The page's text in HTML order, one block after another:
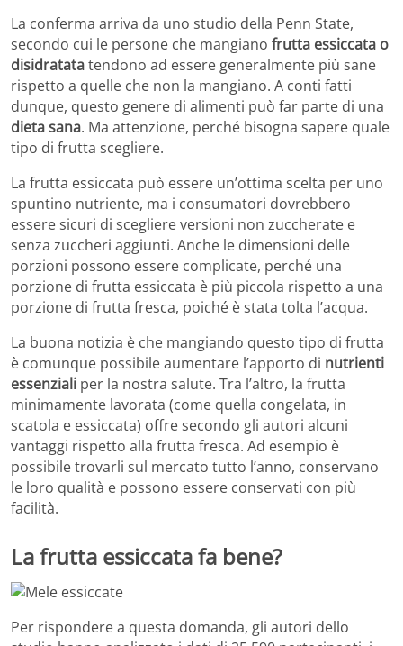
La conferma arriva da uno studio della Penn State,
secondo cui le persone che mangiano frutta essiccata o
disidratatatendono ad essere generalmente più sane
rispetto a quelle che non la mangiano. A conti fatti
dunque, questo genere di alimenti può far parte di una
dieta sana. Ma attenzione, perché bisogna sapere quale
tipo di frutta scegliere.
La frutta essiccata può essere un’ottima scelta per uno
spuntino nutriente, ma i consumatori dovrebbero
essere sicuri di scegliere versioni non zuccherate e
senza zuccheri aggiunti. Anche le dimensioni delle
porzioni possono essere complicate, perché una
porzione di frutta essiccata è più piccola rispetto a una
porzione di frutta fresca, poiché è stata tolta l’acqua.
La buona notizia è che mangiando questo tipo di frutta
è comunque possibile aumentare l’apporto di nutrienti
essenziali per la nostra salute. Tra l’altro, la frutta
minimamente lavorata (come quella congelata, in
scatola e essiccata) offre secondo gli autori alcuni
vantaggi rispetto alla frutta fresca. Ad esempio è
possibile trovarli sul mercato tutto l’anno, conservano
le loro qualità e possono essere conservati con più
facilità.
La frutta essiccata fa bene?
Per rispondere a questa domanda, gli autori dello